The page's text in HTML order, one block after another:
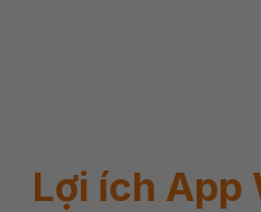
Lợi ích App